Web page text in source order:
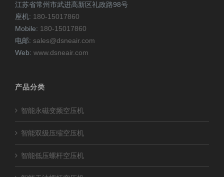
江苏省常州市武进高新区礼政路98号
座机: 180-15017860
Mobile: 180-15017860
电邮: sales@dsneair.com
Web: www.dsneair.com
产品分类
智能永磁变频空压机
智能双级压缩空压机
智能低压螺杆空压机